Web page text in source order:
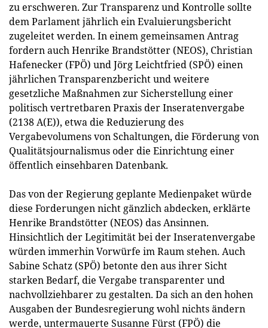
zu erschweren. Zur Transparenz und Kontrolle sollte
dem Parlament jährlich ein Evaluierungsbericht
zugeleitet werden. In einem gemeinsamen Antrag
fordern auch Henrike Brandstötter (NEOS), Christian
Hafenecker (FPÖ) und Jörg Leichtfried (SPÖ) einen
jährlichen Transparenzbericht und weitere
gesetzliche Maßnahmen zur Sicherstellung einer
politisch vertretbaren Praxis der Inseratenvergabe
(2138 A(E)), etwa die Reduzierung des
Vergabevolumens von Schaltungen, die Förderung von
Qualitätsjournalismus oder die Einrichtung einer
öffentlich einsehbaren Datenbank.
Das von der Regierung geplante Medienpaket würde
diese Forderungen nicht gänzlich abdecken, erklärte
Henrike Brandstötter (NEOS) das Ansinnen.
Hinsichtlich der Legitimität bei der Inseratenvergabe
würden immerhin Vorwürfe im Raum stehen. Auch
Sabine Schatz (SPÖ) betonte den aus ihrer Sicht
starken Bedarf, die Vergabe transparenter und
nachvollziehbarer zu gestalten. Da sich an den hohen
Ausgaben der Bundesregierung wohl nichts ändern
werde, untermauerte Susanne Fürst (FPÖ) die